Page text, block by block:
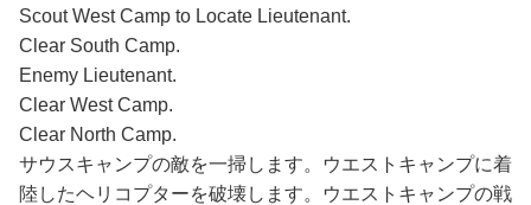
Scout West Camp to Locate Lieutenant.
Clear South Camp.
Enemy Lieutenant.
Clear West Camp.
Clear North Camp.
サウスキャンプの敵を一掃します。ウエストキャンプに着
陸したヘリコプターを破壊します。ウエストキャンプの戦